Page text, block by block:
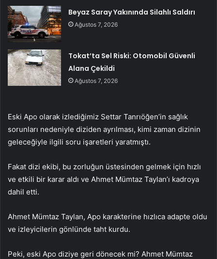
Beyaz Saray Yakınında Silahlı Saldırı
Ağustos 7, 2026
Tokat’ta Sel Riski: Otomobil Güvenli
Alana Çekildi
Ağustos 7, 2026
Eski Apo olarak izlediğimiz Settar Tanrıöğen’in sağlık
sorunları nedeniyle diziden ayrılması, kimi zaman dizinin
geleceğiyle ilgili soru işaretleri yaratmıştı.
Fakat dizi ekibi, bu zorluğun üstesinden gelmek için hızlı
ve etkili bir karar aldı ve Ahmet Mümtaz Taylan’ı kadroya
dahil etti.
Ahmet Mümtaz Taylan, Apo karakterine hızlıca adapte oldu
ve izleyicilerin gönlünde taht kurdu.
Peki, eski Apo diziye geri dönecek mi? Ahmet Mümtaz